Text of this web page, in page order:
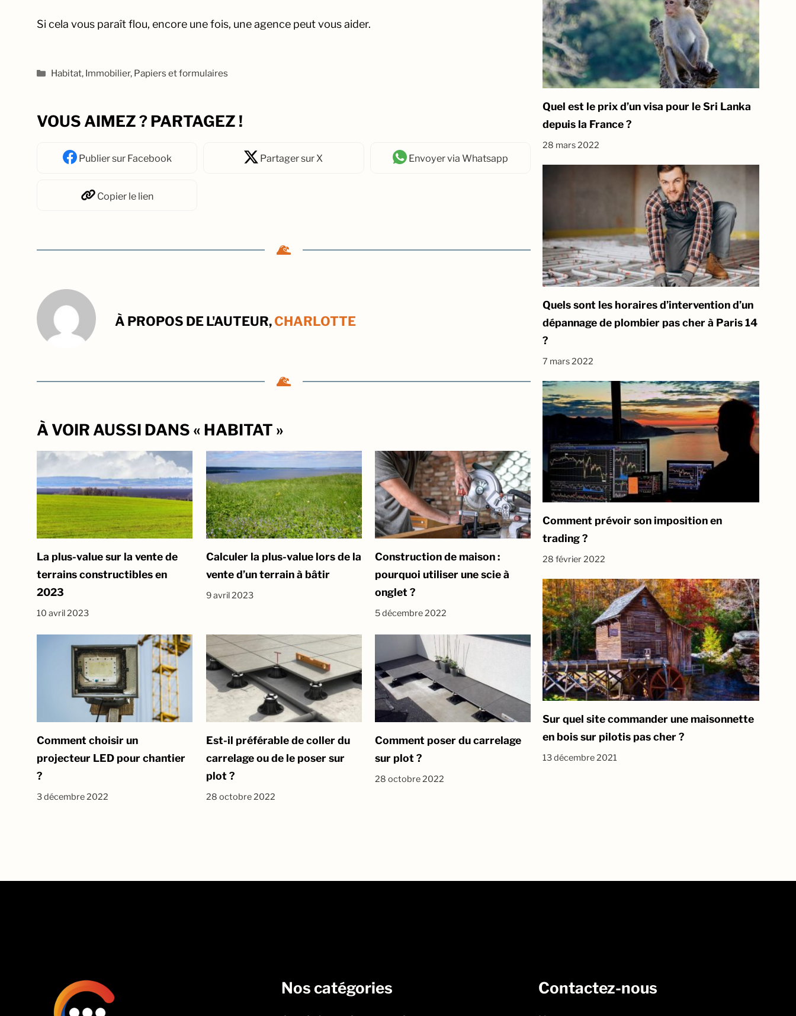
Si cela vous paraît flou, encore une fois, une agence peut vous aider.
Catégories
Habitat, Immobilier, Papiers et formulaires
VOUS AIMEZ ? PARTAGEZ !
Publiersur Facebook Partagersur X Envoyervia Whatsapp
Copierle lien
À PROPOS DE L'AUTEUR,CHARLOTTE
À VOIR AUSSI DANS « HABITAT »
La plus-value sur la vente de
terrains constructibles en
2023
10 avril 2023
Calculer la plus-value lors de la
vente d’un terrain à bâtir
9 avril 2023
Construction de maison :
pourquoi utiliser une scie à
onglet ?
5 décembre 2022
Comment choisir un
projecteur LED pour chantier
?
3 décembre 2022
Est-il préférable de coller du
carrelage ou de le poser sur
plot ?
28 octobre 2022
Comment poser du carrelage
sur plot ?
28 octobre 2022
Quel est le prix d’un visa pour le Sri Lanka
depuis la France ?
28 mars 2022
Quels sont les horaires d’intervention d’un
dépannage de plombier pas cher à Paris 14
?
7 mars 2022
Comment prévoir son imposition en
trading ?
28 février 2022
Sur quel site commander une maisonnette
en bois sur pilotis pas cher ?
13 décembre 2021
Nos catégories Contactez-nous